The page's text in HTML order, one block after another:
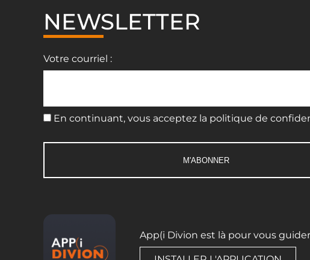
NEWSLETTER
Votre courriel :
En continuant, vous acceptez la politique de
App(i Divion est là pour vous